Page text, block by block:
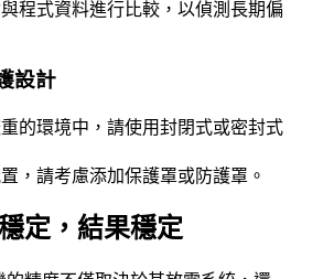
程式資料進行比較，以偵測長期偏
設計
的環境中，請使用封閉式或密封式
，請考慮添加保護罩或防護罩。
定，結果穩定